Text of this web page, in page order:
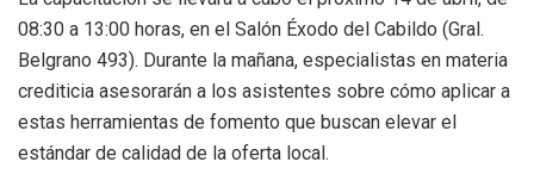
08:30 a 13:00 horas, en el Salón Éxodo del Cabildo (Gral.
Belgrano 493). Durante la mañana, especialistas en materia
crediticia asesorarán a los asistentes sobre cómo aplicar a
estas herramientas de fomento que buscan elevar el
estándar de calidad de la oferta local.